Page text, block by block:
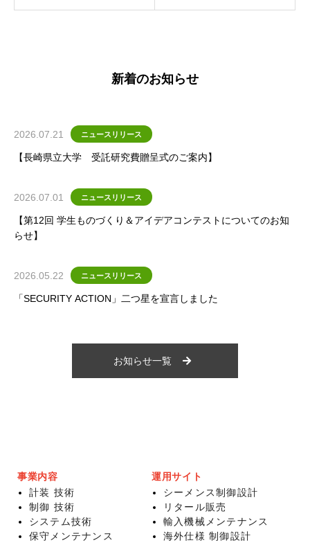
新着のお知らせ
2026.07.21 ニュースリリース
【長崎県立大学 受託研究費贈呈式のご案内】
2026.07.01 ニュースリリース
【第12回 学生ものづくり＆アイデアコンテストについてのお知
らせ】
2026.05.22 ニュースリリース
「SECURITY ACTION」二つ星を宣言しました
お知らせ一覧
事業内容
計装 技術
制御 技術
システム技術
保守メンテナンス
運用サイト
シーメンス制御設計
リタール販売
輸入機械メンテナンス
海外仕様 制御設計